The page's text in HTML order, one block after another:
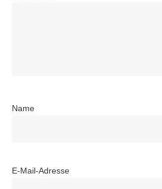
Name
E-Mail-Adresse